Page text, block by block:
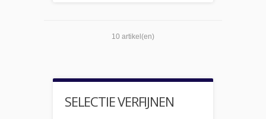
10 artikel(en)
SELECTIE VERFIJNEN